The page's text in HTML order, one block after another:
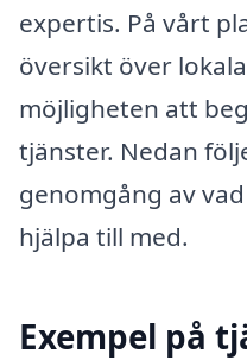
expertis. På vårt
översikt över
möjligheten att
tjänster. Nedan
genomgång av
hjälpa till med.
Exempel på